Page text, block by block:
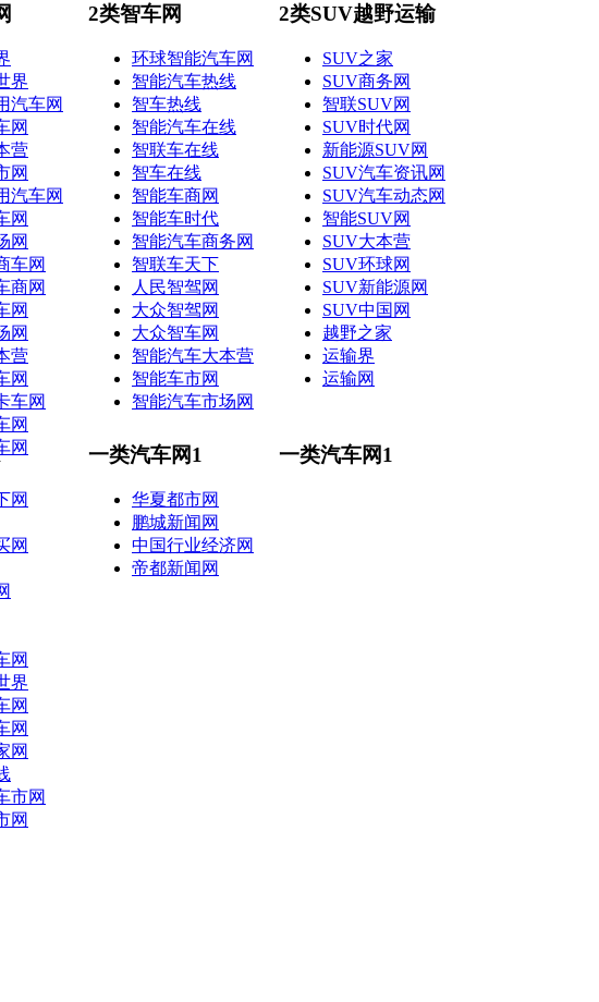
界
汽车网
网
营
网
汽车网
网
网
车网
商网
网
网
营
网
车网
网
网
2类智车网
环球智能汽车网
智能汽车热线
智车热线
智能汽车在线
智联车在线
智车在线
智能车商网
智能车时代
智能汽车商务网
智联车天下
人民智驾网
大众智驾网
大众智车网
智能汽车大本营
智能车市网
智能汽车市场网
2类SUV越野运输
SUV之家
SUV商务网
智联SUV网
SUV时代网
新能源SUV网
SUV汽车资讯网
SUV汽车动态网
智能SUV网
SUV大本营
SUV环球网
SUV新能源网
SUV中国网
越野之家
运输界
运输网
网
网
网
界
网
网
网
市网
网
一类汽车网1
华夏都市网
鹏城新闻网
中国行业经济网
帝都新闻网
一类汽车网1